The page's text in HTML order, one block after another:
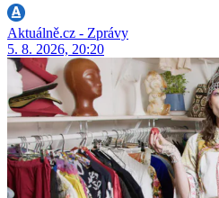
Aktuálně.cz - Zprávy
5. 8. 2026, 20:20